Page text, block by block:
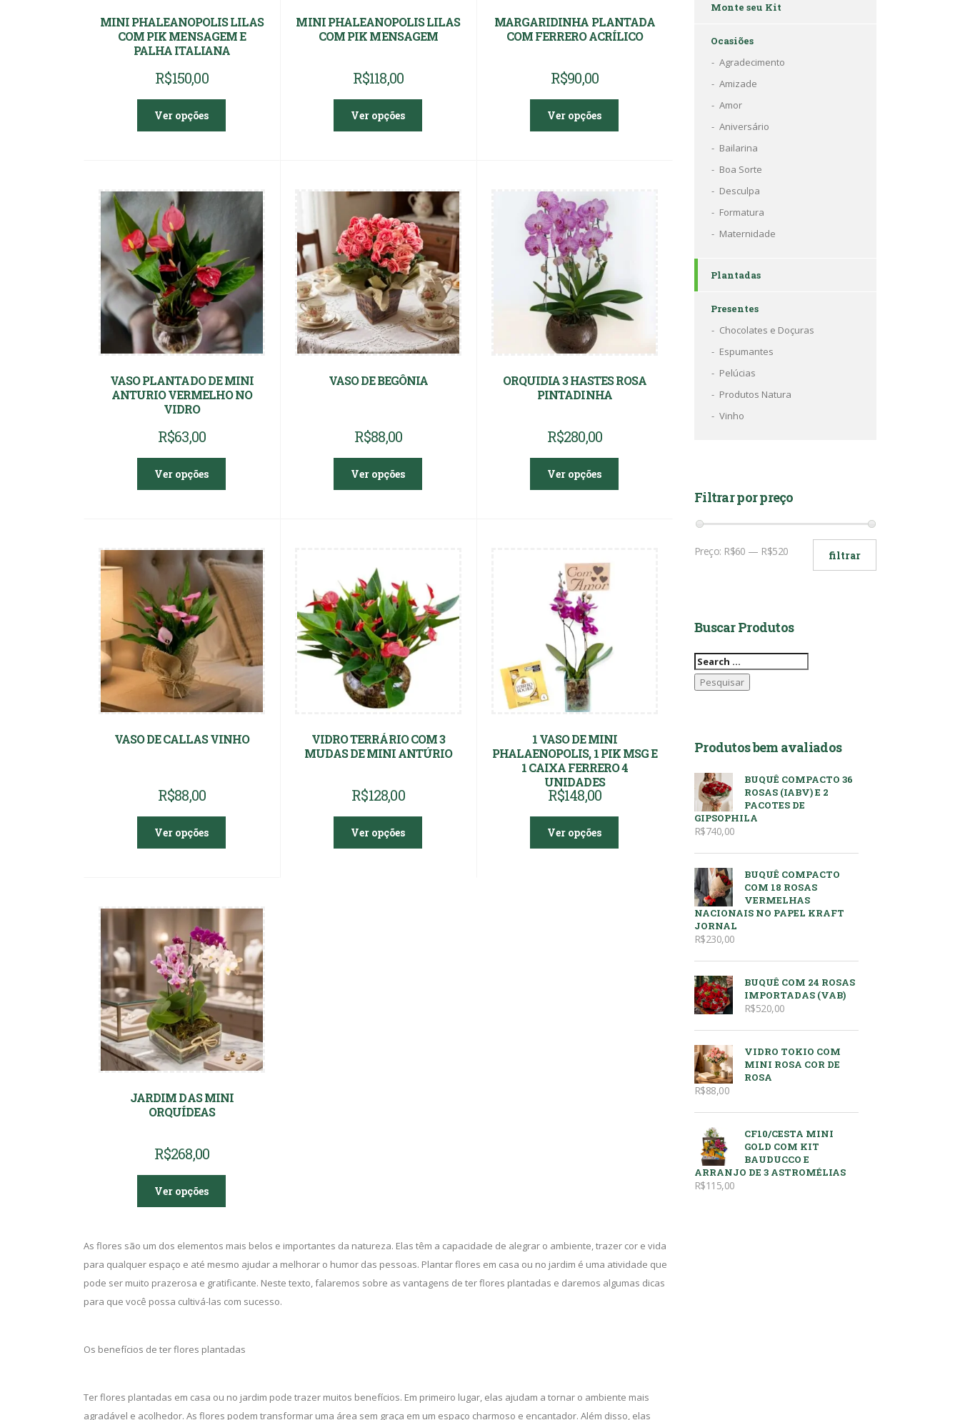
MINI PHALEANOPOLIS LILAS
COM PIK MENSAGEM E
PALHA ITALIANA
R$150,00
Ver opções
MINI PHALEANOPOLIS LILAS
COM PIK MENSAGEM
R$118,00
Ver opções
MARGARIDINHA PLANTADA
COM FERRERO ACRÍLICO
R$90,00
Ver opções
VASO PLANTADO DE MINI
ANTURIO VERMELHO NO
VIDRO
R$63,00
Ver opções
VASO DE BEGÔNIA
R$88,00
Ver opções
ORQUIDIA 3 HASTES ROSA
PINTADINHA
R$280,00
Ver opções
VASO DE CALLAS VINHO
R$88,00
Ver opções
VIDRO TERRÁRIO COM 3
MUDAS DE MINI ANTÚRIO
R$128,00
Ver opções
1 VASO DE MINI
PHALAENOPOLIS, 1 PIK MSG E
1 CAIXA FERRERO 4
UNIDADES
R$148,00
Ver opções
JARDIM DAS MINI
ORQUÍDEAS
R$268,00
Ver opções
As flores são um dos elementos mais belos e importantes da natureza. Elas têm a capacidade de alegrar o ambiente, trazer cor e vida
para qualquer espaço e até mesmo ajudar a melhorar o humor das pessoas. Plantar flores em casa ou no jardim é uma atividade que
pode ser muito prazerosa e gratificante. Neste texto, falaremos sobre as vantagens de ter flores plantadas e daremos algumas dicas
para que você possa cultivá-las com sucesso.
Os benefícios de ter flores plantadas
Ter flores plantadas em casa ou no jardim pode trazer muitos benefícios. Em primeiro lugar, elas ajudam a tornar o ambiente mais
agradável e acolhedor. As flores podem transformar uma área sem graça em um espaço charmoso e encantador. Além disso, elas
Monte seu Kit
Ocasiões
Agradecimento
Amizade
Amor
Aniversário
Bailarina
Boa Sorte
Desculpa
Formatura
Maternidade
Plantadas
Presentes
Chocolates e Doçuras
Espumantes
Pelúcias
Produtos Natura
Vinho
Filtrar por preço
filtrar
Preço: R$60 — R$520
Buscar Produtos
Pesquisar
por:
Produtos bem avaliados
BUQUÊ COMPACTO 36
ROSAS (IABV) E 2
PACOTES DE
GIPSOPHILA
R$740,00
BUQUÊ COMPACTO
COM 18 ROSAS
VERMELHAS
NACIONAIS NO PAPEL KRAFT
JORNAL
R$230,00
BUQUÊ COM 24 ROSAS
IMPORTADAS (VAB)
R$520,00
VIDRO TOKIO COM
MINI ROSA COR DE
ROSA
R$88,00
CF10/CESTA MINI
GOLD COM KIT
BAUDUCCO E
ARRANJO DE 3 ASTROMÉLIAS
R$115,00